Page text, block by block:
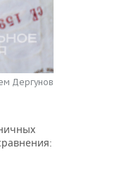
Дергунов